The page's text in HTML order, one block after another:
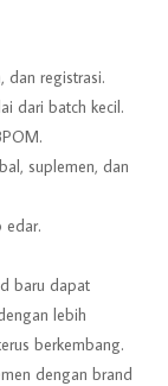
dan registrasi.
dari batch kecil.
suplemen, dan
edar.
baru dapat
lebih
berkembang.
dengan brand